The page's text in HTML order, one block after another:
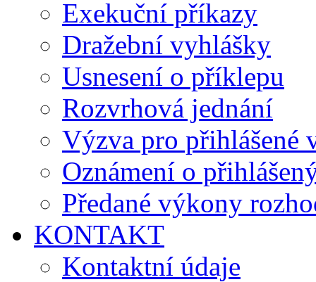
Exekuční příkazy
Dražební vyhlášky
Usnesení o příklepu
Rozvrhová jednání
Výzva pro přihlášené
Oznámení o
Předané výkony
KONTAKT
Kontaktní údaje